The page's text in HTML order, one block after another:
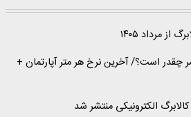
از مرداد ۱۴۰۵
چقدر است؟/ آخرین نرخ هر متر آپارتمان +
الکترونیکی منتشر شد